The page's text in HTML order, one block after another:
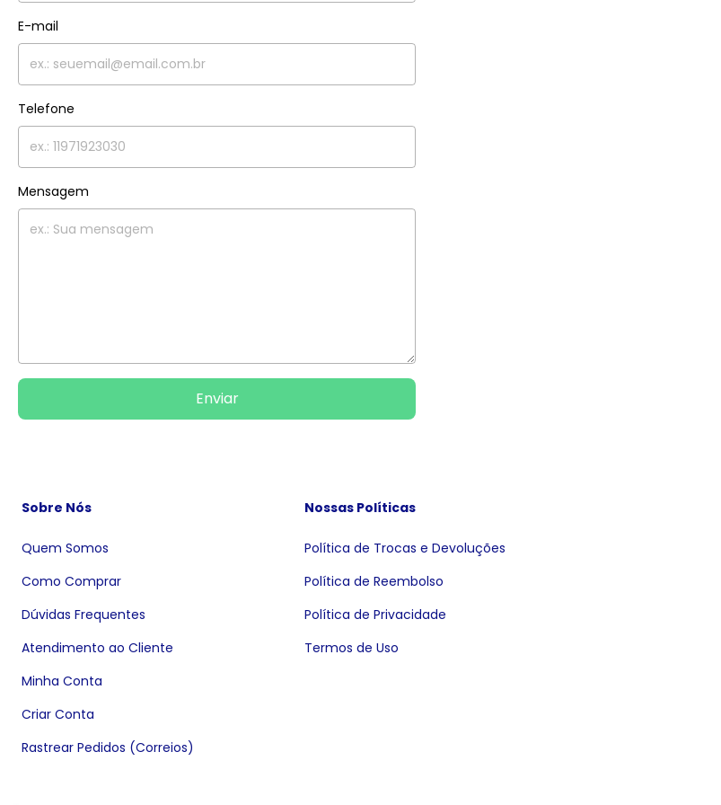
E-mail
Telefone
Mensagem
Enviar
Sobre Nós
Quem Somos
Como Comprar
Dúvidas Frequentes
Atendimento ao Cliente
Minha Conta
Criar Conta
Rastrear Pedidos (Correios)
Nossas Políticas
Política de Trocas e Devoluções
Política de Reembolso
Política de Privacidade
Termos de Uso